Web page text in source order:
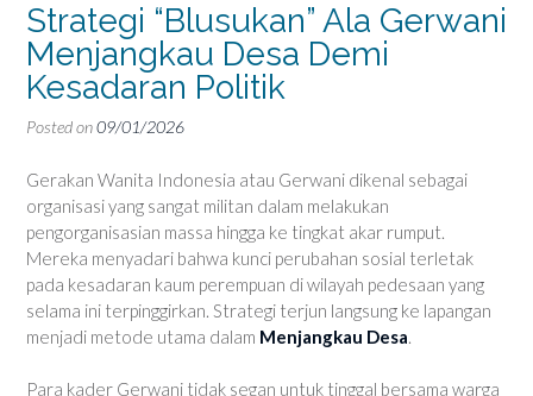
Strategi “Blusukan” Ala Gerwani
Menjangkau Desa Demi
Kesadaran Politik
Posted on09/01/2026
Gerakan Wanita Indonesia atau Gerwani dikenal sebagai
organisasi yang sangat militan dalam melakukan
pengorganisasian massa hingga ke tingkat akar rumput.
Mereka menyadari bahwa kunci perubahan sosial terletak
pada kesadaran kaum perempuan di wilayah pedesaan yang
selama ini terpinggirkan. Strategi terjun langsung ke lapangan
menjadi metode utama dalam Menjangkau Desa.
Para kader Gerwani tidak segan untuk tinggal bersama warga